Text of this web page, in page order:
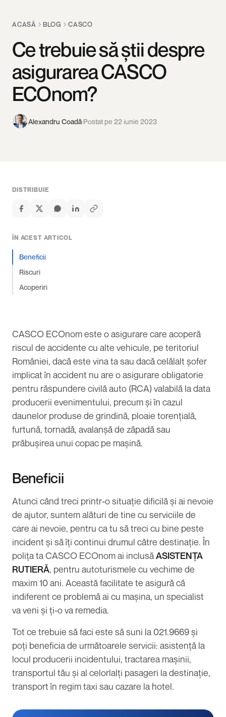
ACASĂ BLOG CASCO
Ce trebuie să știi despre
asigurarea CASCO
ECOnom?
Alexandru Coadă·Postat pe 22 iunie 2023
DISTRIBUIE
ÎN ACEST ARTICOL
Beneficii
Riscuri
Acoperiri
CASCO ECOnom este o asigurare care acoperă
riscul de accidente cu alte vehicule, pe teritoriul
României, dacă este vina ta sau dacă celălalt șofer
implicat în accident nu are oasigurare obligatorie
pentru răspundere civilă auto (RCA) valabilă la data
producerii evenimentului, precum și în cazul
daunelor produse de grindină, ploaie torențială,
furtună, tornadă, avalanșă de zăpadă sau
prăbușirea unui copac pe mașină.
Beneficii
Atunci când treci printr-o situație dificilă și ai nevoie
de ajutor, suntem alături de tine cu serviciile de
care ai nevoie, pentru ca tu să treci cu bine peste
incident și să îți continui drumul către destinație. În
polița ta CASCO ECOnom ai inclusăASISTENȚA
RUTIERĂ, pentru autoturismele cu vechime de
maxim 10 ani. Această facilitate te asigură că
indiferent ce problemă ai cu mașina, un specialist
va veni și ți-o va remedia.
Tot ce trebuie să faci este să suni la 021.9669 și
poți beneficia de următoarele servicii: asistență la
locul producerii incidentului, tractarea mașinii,
transportul tău și al celorlalți pasageri la destinație,
transport în regim taxi sau cazare la hotel.